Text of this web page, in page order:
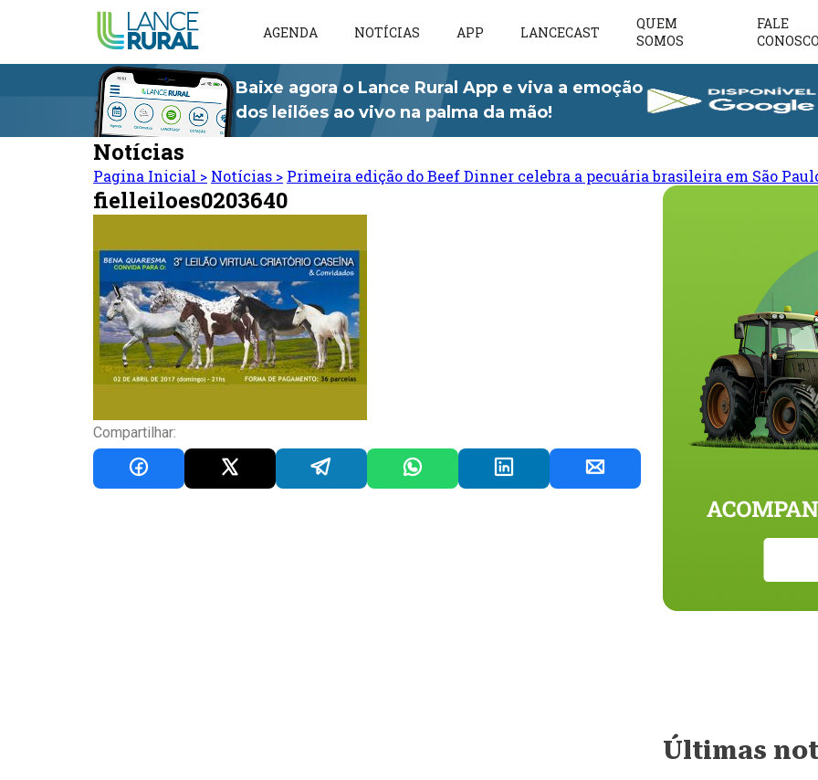
AGENDA NOTÍCIAS APP LANCECAST
QUEM
SOMOS
FALE
CONOSCO
Baixe agora o Lance Rural App e viva a emoção
dos leilões ao vivo na palma da mão!
Notícias
Pagina Inicial > Notícias > Primeira edição do Beef Dinner celebra a pecuária brasileira em São
fielleiloes0203640
Compartilhar:
Últimas